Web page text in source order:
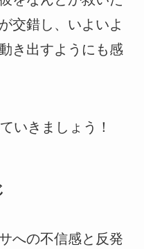
交錯し、いよいよ
き出すようにも感
いきましょう！
への不信感と反発